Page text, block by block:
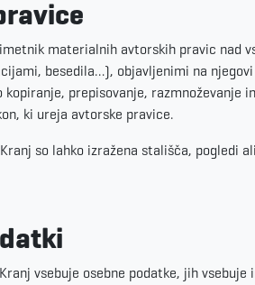
materialnih avtorskih pravic nad
besedila…), objavljenimi na
kopiranje, prepisovanje, razmnoževanje
ki ureja avtorske pravice.
so lahko izražena stališča, pogledi
vsebuje osebne podatke, jih